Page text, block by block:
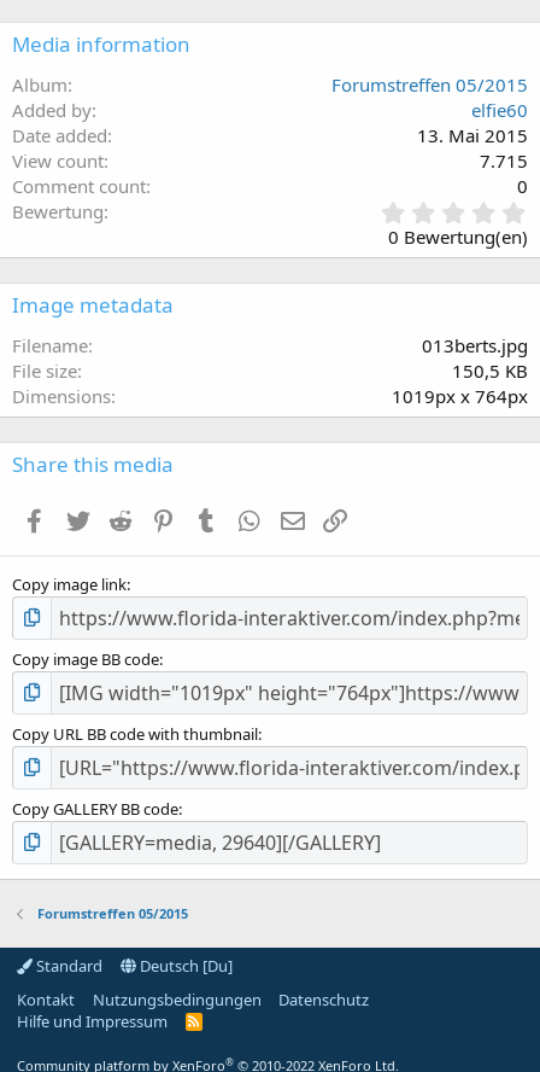
Media information
Album
Forumstreffen 05/2015
Added by
elfie60
Date added
13. Mai 2015
View count
7.715
Comment count
0
Bewertung
0
0
(
)
0 Bewertung(en)
Image metadata
Filename
013berts.jpg
File size
150,5 KB
Dimensions
1019px x 764px
Share this media
Facebook
Twitter Reddit PinterestTumblr WhatsApp
E-Mail
Copy image link
Copy image BB code
Copy URL BB code with thumbnail
Copy GALLERY BB code
Forumstreffen 05/2015
Standard
Deutsch [Du]
Kontakt
Nutzungsbedingungen
Datenschutz
Hilfe und Impressum
R
S
Community platform by XenForo® © 2010-2022 XenForo Ltd.